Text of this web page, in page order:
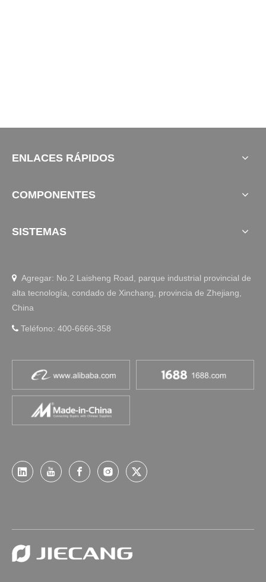
ENLACES RÁPIDOS
COMPONENTES
SISTEMAS
 Agregar: No.2 Laisheng Road, parque industrial provincial de
alta tecnología, condado de Xinchang, provincia de Zhejiang,
China
 Teléfono: 400-6666-358